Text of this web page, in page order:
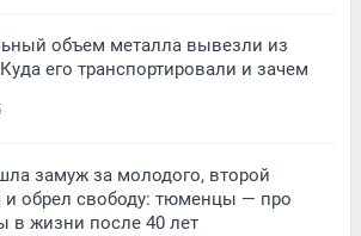
объем металла вывезли из
его транспортировали и зачем
замуж за молодого, второй
и обрел свободу: тюменцы — про
в жизни после 40 лет